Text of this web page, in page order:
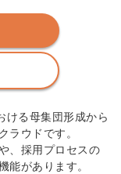
ける母集団形成から
ラウドです。
、採用プロセスの
能があります。